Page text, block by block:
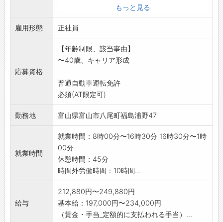
す。1人で2～3ラインを受け持ち、決められた
工程毎に検査をし
ながらオペレーティングします。
*十分慣れて頂くまで先輩社員が横付きで指導や
フォローを行って
います。未経験者の方でも不安のない環境で
*工場内大型空調機を導入。冷暖房完備。
*1週間ごとの交替勤務で完全週休2日制。夜勤
は基本1時までな
ので生活のリズムが整えやすい勤務です。
もっと見る
雇用形態 正社員
応募資格
【年齢制限、該当事由】
〜40歳、キャリア形成
普通自動車運転免許
必須(AT限定可)
勤務地 富山県富山市八尾町福島浦野47
就業時間
就業時間：8時00分〜16時30分 16時30分〜1時
00分
休憩時間：45分
時間外労働時間：10時間...
給与
212,880円〜249,880円
基本給：197,000円〜234,000円
（賃金・手当_定額的に支払われる手当）...